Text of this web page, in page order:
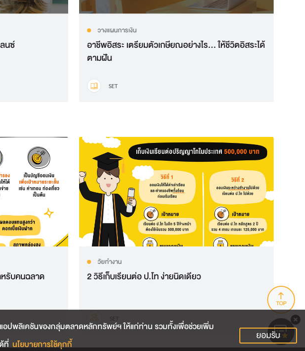
นซ์
วางแผนการเงิน
อาชีพอิสระ เตรียมตัวเกษียณอย่างไร... ให้ชีวิตอิสระได้
ตามฝัน
SET
รับคนฉลาด
วัยทำงาน
2 วิธีเก็บเรียนต่อ ป.โท ง่ายนิดเดียว
SET
TOP
ปพลิเคชันของกลุ่มตลาดหลักทรัพย์ฯ ให้แก่ท่าน รวมทั้งเพื่อช่วยเพิ่ม
ด้ที่นโยบายการใช้คุกกี้
ยอมรับ